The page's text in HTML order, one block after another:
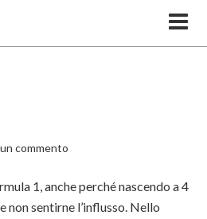
commento
1, anche perché nascendo a 4
sentirne l’influsso. Nello